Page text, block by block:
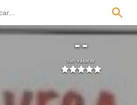
--
Sin valorar